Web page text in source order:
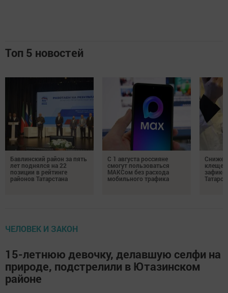
Топ 5 новостей
Бавлинский район за пять
лет поднялся на 22
позиции в рейтинге
районов Татарстана
С 1 августа россияне
смогут пользоваться
МАКСом без расхода
мобильного трафика
клещей
ЧЕЛОВЕК И ЗАКОН
15-летнюю девочку, делавшую селфи на
природе, подстрелили в Ютазинском
районе